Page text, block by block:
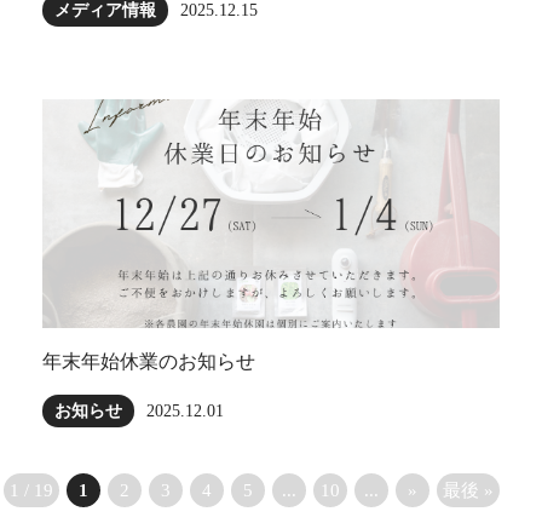
メディア情報 2025.12.15
年末年始休業のお知らせ
お知らせ 2025.12.01
1 / 19 1 2 3 4 5 ... 10 ... » 最後 »